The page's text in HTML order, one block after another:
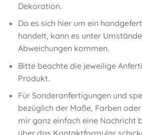
Dekoration.
Da es sich hier um ein
handelt, kann es unter
Abweichungen kommen.
Bitte beachte die jeweilige
Produkt.
Für Sonderanfertigungen und
bezüglich der Maße, Farben
mir ganz einfach eine Nachricht